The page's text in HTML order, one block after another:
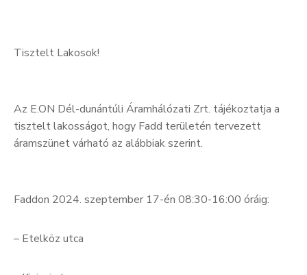
Tisztelt Lakosok!
Az E.ON Dél-dunántúli Áramhálózati Zrt. tájékoztatja a
tisztelt lakosságot, hogy Fadd területén tervezett
áramszünet várható az alábbiak szerint.
Faddon 2024. szeptember 17-én 08:30-16:00 óráig:
– Etelköz utca